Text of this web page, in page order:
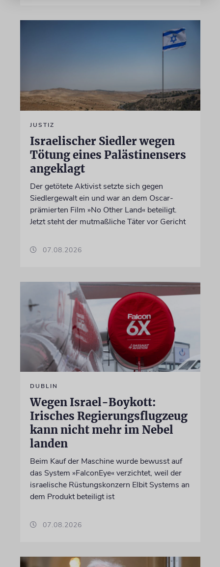
JUSTIZ
Israelischer Siedler wegen
Tötung eines Palästinensers
angeklagt
Der getötete Aktivist setzte sich gegen
Siedlergewalt ein und war an dem Oscar-
prämierten Film »No Other Land« beteiligt.
Jetzt steht der mutmaßliche Täter vor Gericht
07.08.2026
DUBLIN
Wegen Israel-Boykott:
Irisches Regierungsflugzeug
kann nicht mehr im Nebel
landen
Beim Kauf der Maschine wurde bewusst auf
das System »FalconEye« verzichtet, weil der
israelische Rüstungskonzern Elbit Systems an
dem Produkt beteiligt ist
07.08.2026